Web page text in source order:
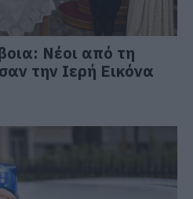
Νέοι από τη
την Ιερή Εικόνα